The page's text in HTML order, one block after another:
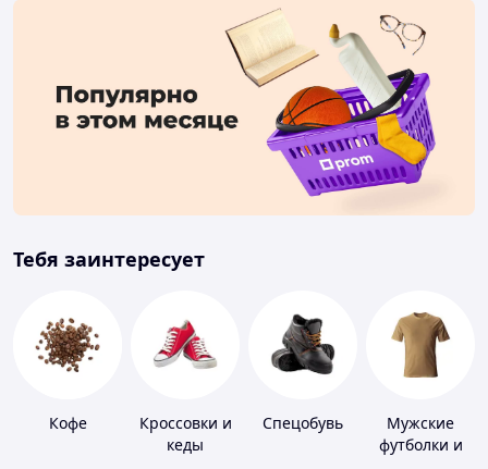
Тебя заинтересует
Кофе
Кроссовки и
кеды
Спецобувь
Мужские
футболки и